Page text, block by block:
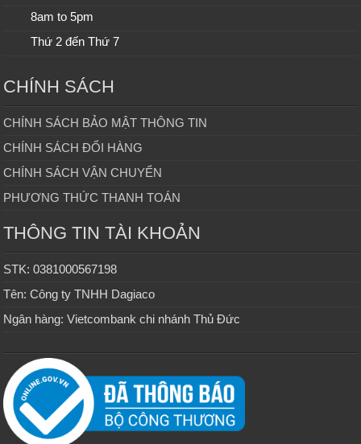
8am to 5pm
Thứ 2 đến Thứ 7
CHÍNH SÁCH
CHÍNH SÁCH BẢO MẬT THÔNG TIN
CHÍNH SÁCH ĐỔI HÀNG
CHÍNH SÁCH VẬN CHUYỂN
PHƯƠNG THỨC THANH TOÁN
THÔNG TIN TÀI KHOẢN
STK: 0381000567198
Tên: Công ty TNHH Dagiaco
Ngân hàng: Vietcombank chi nhánh Thủ Đức